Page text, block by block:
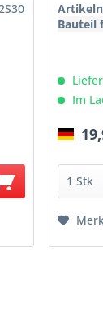
Bauteil
Im